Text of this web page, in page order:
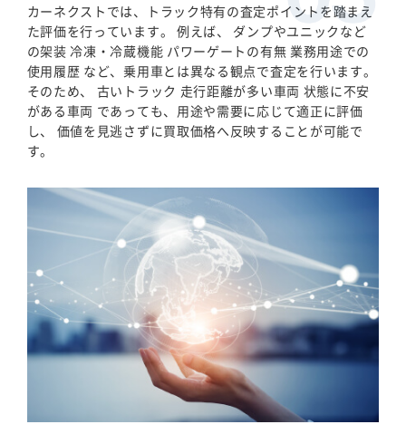
カーネクストでは、トラック特有の査定ポイントを踏まえ
た評価を行っています。 例えば、 ダンプやユニックなど
の架装 冷凍・冷蔵機能 パワーゲートの有無 業務用途での
使用履歴 など、乗用車とは異なる観点で査定を行います。
そのため、 古いトラック 走行距離が多い車両 状態に不安
がある車両 であっても、用途や需要に応じて適正に評価
し、 価値を見逃さずに買取価格へ反映することが可能で
す。